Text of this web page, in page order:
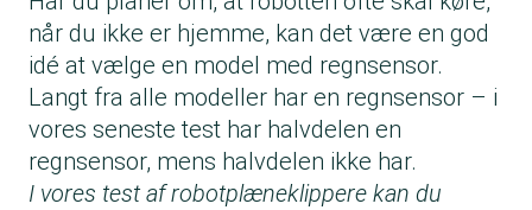
når du ikke er hjemme, kan det være en god
idé at vælge en model med regnsensor.
Langt fra alle modeller har en regnsensor – i
vores seneste test har halvdelen en
regnsensor, mens halvdelen ikke har.
I vores test af robotplæneklippere kan du